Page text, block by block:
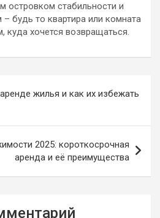
островком стабильности и
будь то квартира или комната
куда хочется возвращаться.
жилья и как их избежать
2025: короткосрочная
аренда и её преимущества